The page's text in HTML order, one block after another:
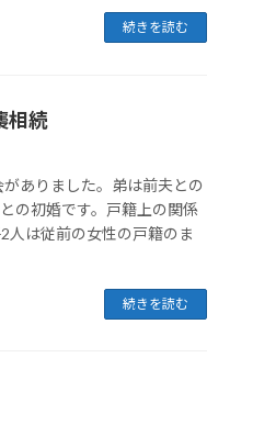
続きを読む
相続
ありました。弟は前夫との
の初婚です。戸籍上の関係
人は従前の女性の戸籍のま
続きを読む